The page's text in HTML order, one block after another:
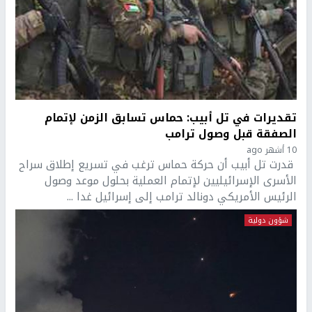
تقديرات في تل أبيب: حماس تسابق الزمن لإتمام
الصفقة قبل وصول ترامب
10 أشهر ago
قدرت تل أبيب أن حركة حماس ترغب في تسريع إطلاق سراح
الأسرى الإسرائيليين لإتمام العملية بحلول موعد وصول
الرئيس الأمريكي دونالد ترامب إلى إسرائيل غدا ...
شؤون دولية